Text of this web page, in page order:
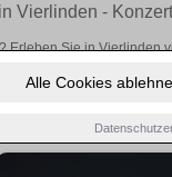
Alle Cookies
Vierlinden -
Erleben Sie in Vierlinden
Veranstaltungen